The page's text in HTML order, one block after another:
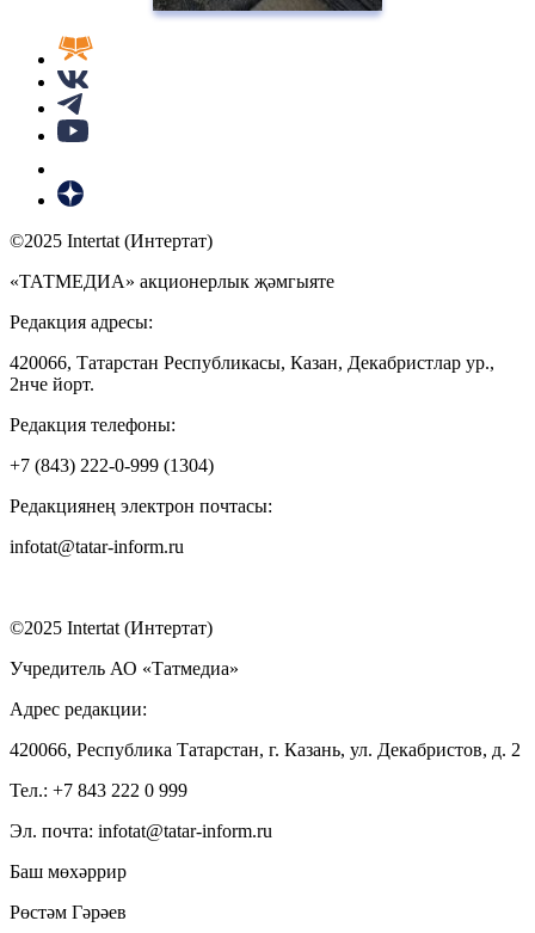
©2025 Intertat (Интертат)
«ТАТМЕДИА» акционерлык җәмгыяте
Редакция адресы:
420066, Татарстан Республикасы, Казан, Декабристлар ур.,
2нче йорт.
Редакция телефоны:
+7 (843) 222-0-999 (1304)
Редакциянең электрон почтасы:
infotat@tatar-inform.ru
©2025 Intertat (Интертат)
Учредитель АО «Татмедиа»
Адрес редакции:
420066, Республика Татарстан, г. Казань, ул. Декабристов, д. 2
Тел.: +7 843 222 0 999
Эл. почта: infotat@tatar-inform.ru
Баш мөхәррир
Рөстәм Гәрәев